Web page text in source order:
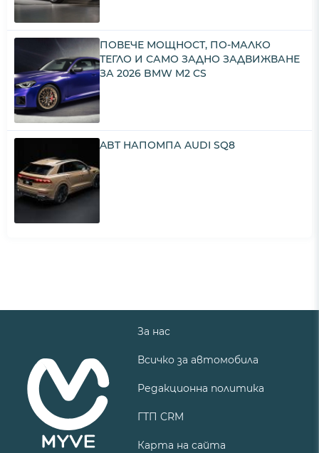
ПОВЕЧЕ МОЩНОСТ, ПО-МАЛКО
ТЕГЛО И САМО ЗАДНО ЗАДВИЖВАНЕ
ЗА 2026 BMW M2 CS
ABT НАПОМПА AUDI SQ8
За нас
Всичко за автомобила
Редакционна политика
ГТП CRM
Карта на сайта